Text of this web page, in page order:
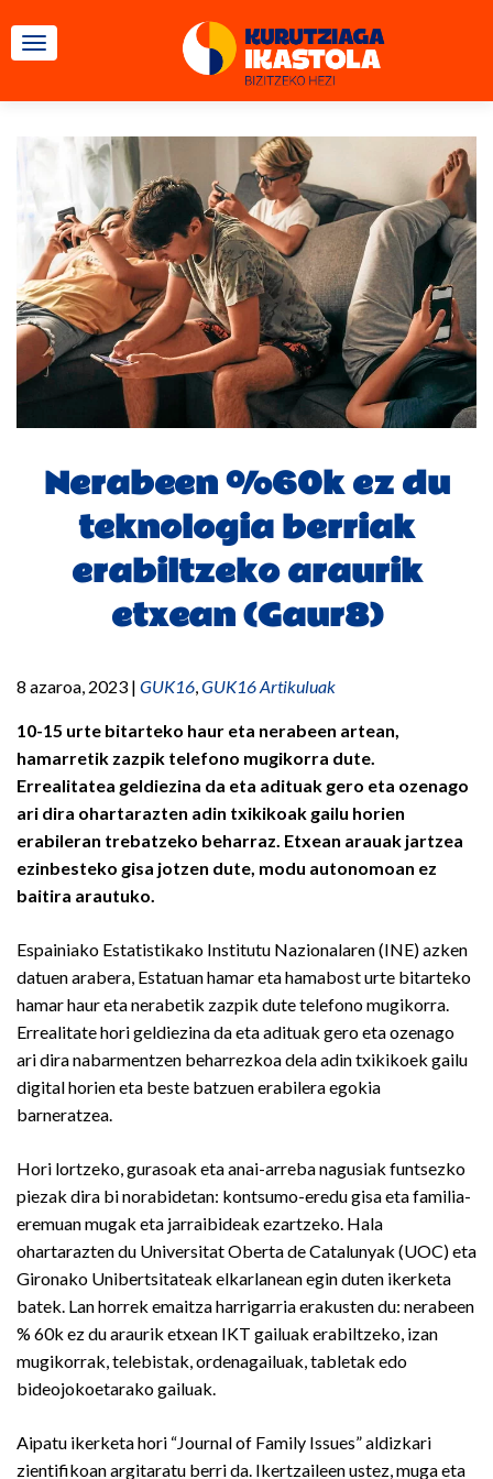
TOGGLE NAVIGATION
Nerabeen %60k ez du
teknologia berriak
erabiltzeko araurik
etxean (Gaur8)
8 azaroa, 2023 | GUK16,GUK16 Artikuluak
10-15 urte bitarteko haur eta nerabeen artean,
hamarretik zazpik telefono mugikorra dute.
Errealitatea geldiezina da eta adituak gero eta ozenago
ari dira ohartarazten adin txikikoak gailu horien
erabileran trebatzeko beharraz. Etxean arauak jartzea
ezinbesteko gisa jotzen dute, modu autonomoan ez
baitira arautuko.
Espainiako Estatistikako Institutu Nazionalaren (INE) azken
datuen arabera, Estatuan hamar eta hamabost urte bitarteko
hamar haur eta nerabetik zazpik dute telefono mugikorra.
Errealitate hori geldiezina da eta adituak gero eta ozenago
ari dira nabarmentzen beharrezkoa dela adin txikikoek gailu
digital horien eta beste batzuen erabilera egokia
barneratzea.
Hori lortzeko, gurasoak eta anai-arreba nagusiak funtsezko
piezak dira bi norabidetan: kontsumo-eredu gisa eta familia-
eremuan mugak eta jarraibideak ezartzeko. Hala
ohartarazten du Universitat Oberta de Catalunyak (UOC) eta
Gironako Unibertsitateak elkarlanean egin duten ikerketa
batek. Lan horrek emaitza harrigarria erakusten du: nerabeen
% 60k ez du araurik etxean IKT gailuak erabiltzeko, izan
mugikorrak, telebistak, ordenagailuak, tabletak edo
bideojokoetarako gailuak.
Aipatu ikerketa hori “Journal of Family Issues” aldizkari
zientifikoan argitaratu berri da. Ikertzaileen ustez, muga eta